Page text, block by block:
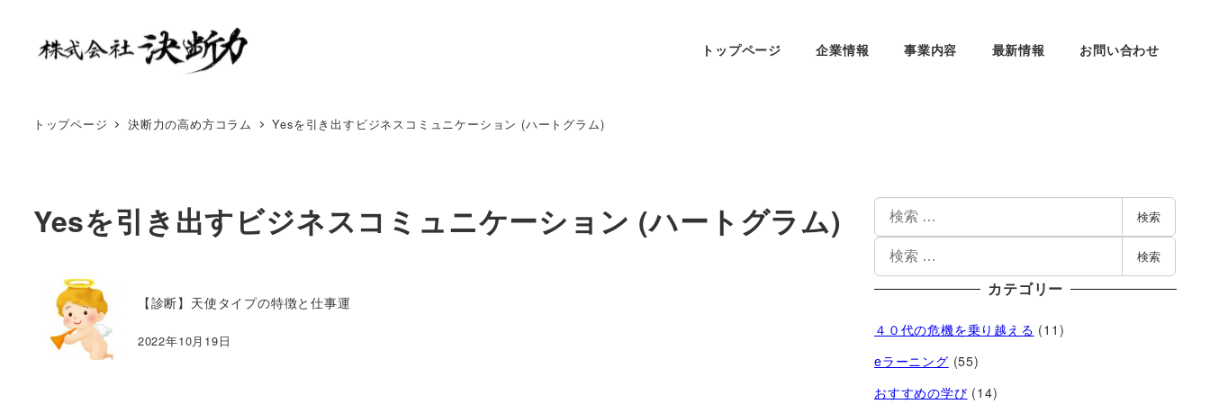
トップページ 企業情報 事業内容 最新情報 お問い合わせ
トップページ 決断力の高め方コラム Yesを引き出すビジネスコミュニケーション (ハートグラム)
Yesを引き出すビジネスコミュニケーション (ハートグラム)
【診断】天使タイプの特徴と仕事運
2022年10月19日
検索
検索
カテゴリー
４０代の危機を乗り越える (11)
eラーニング (55)
おすすめの学び (14)